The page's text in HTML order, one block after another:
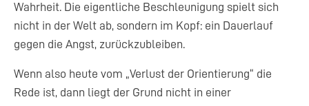
Wahrheit. Die eigentliche Beschleunigung spielt sich
nicht in der Welt ab, sondern im Kopf: ein Dauerlauf
gegen die Angst, zurückzubleiben.
Wenn also heute vom „Verlust der Orientierung“ die
Rede ist, dann liegt der Grund nicht in einer